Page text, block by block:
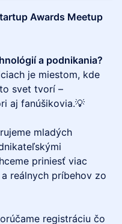
Awards Meetup
a podnikania?
je miestom, kde
svet tvorí –
aj fanúšikovia.💡
mladých
priniesť viac
reálnych príbehov zo
registráciu čo